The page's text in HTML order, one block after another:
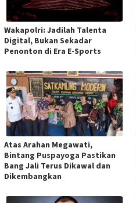
Wakapolri: Jadilah Talenta
Digital, Bukan Sekadar
Penonton di Era E-Sports
Atas Arahan Megawati,
Bintang Puspayoga Pastikan
Bang Jali Terus Dikawal dan
Dikembangkan